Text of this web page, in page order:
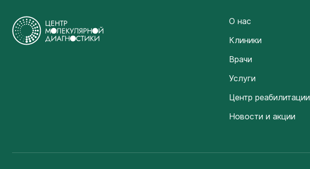
О нас
Клиники
Врачи
Услуги
Центр реабилитации
Новости и акции